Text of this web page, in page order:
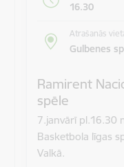
16.30
Atrašanās
Gulbenes
Ramirent
spēle
7.janvārī pl.16.30
Basketbola līgas
Valkā.